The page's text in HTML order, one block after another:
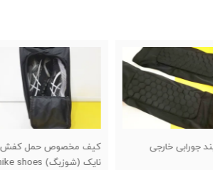
کیف مخصوص حمل کفش
نایک (شوزبگ) nike shoes
کفش
سایز ۴۰ تا